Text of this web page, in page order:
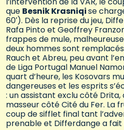
que Besnik Krasniqise
60′). Dès la reprise du jeu,
Rafa Pinto et Geoffrey
frappes de mule,
deux hommes sont
Rauch et Abreu, peu avant
de Liga Portugal Manuel
quart d’heure, les Kosovars
dangereuses et les esprits
: un assistant exclu côté Drita,
masseur côté Cité du Fer. La
coup de sifflet final tant
prenable et Differdange a fait